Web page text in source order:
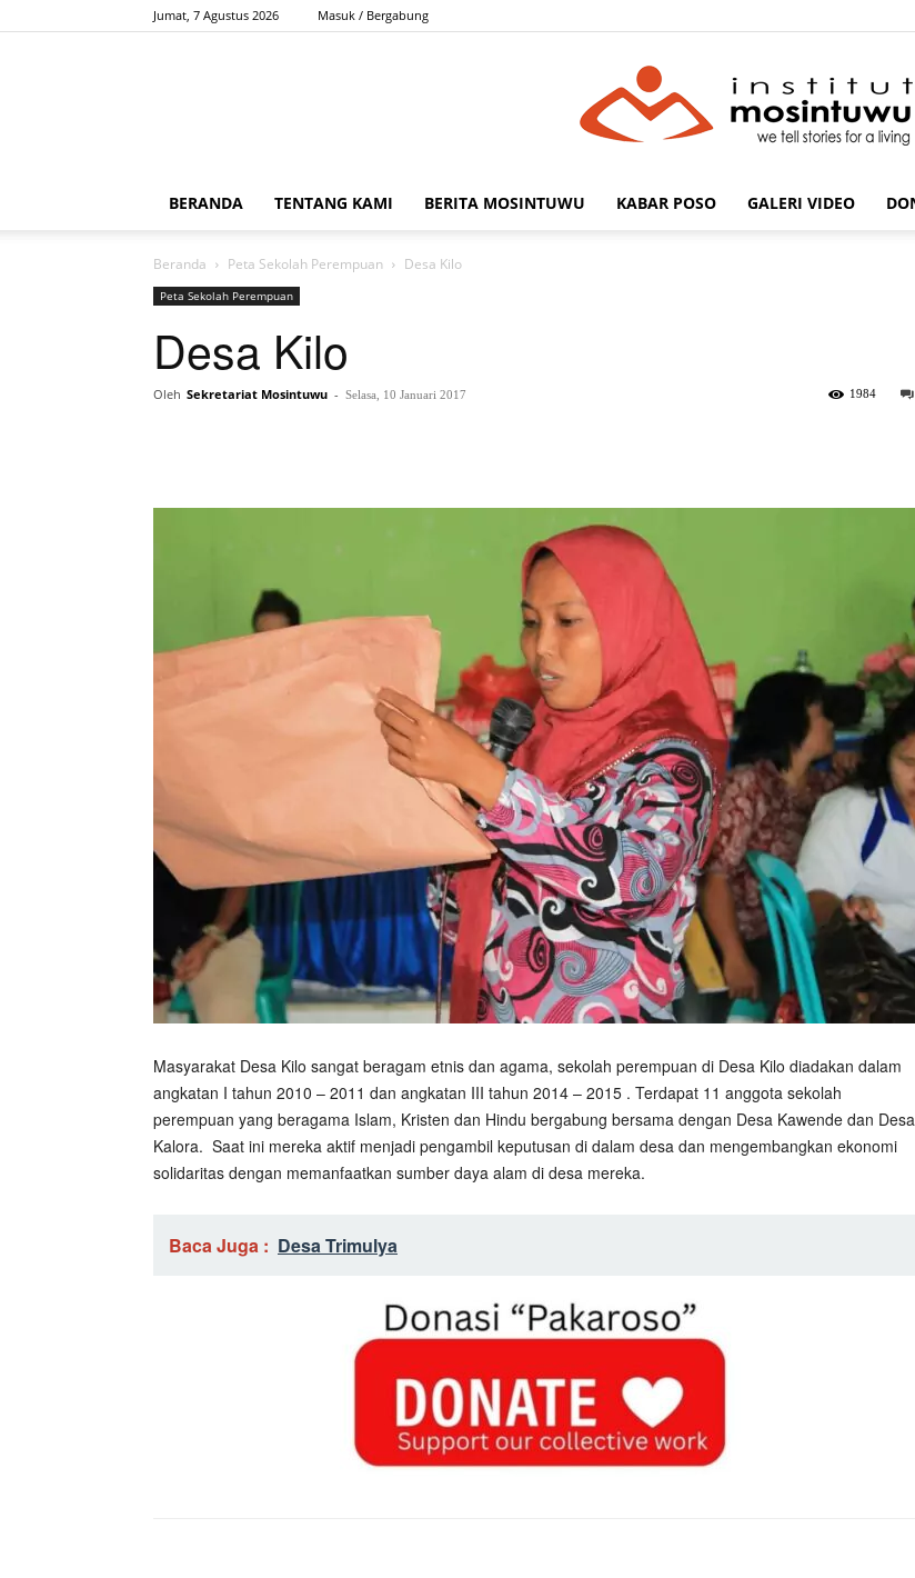
Jumat, 7 Agustus 2026 Masuk / Bergabung
BERANDA TENTANG KAMI BERITA MOSINTUWU KABAR POSO GALERI VIDEO
Beranda Peta Sekolah Perempuan Desa Kilo
Peta Sekolah Perempuan
Desa Kilo
Oleh Sekretariat Mosintuwu - Selasa, 10 Januari 2017 1984
Masyarakat Desa Kilo sangat beragam etnis dan agama, sekolah perempuan di Desa Kilo diadakan dalam
angkatan I tahun 2010 – 2011 dan angkatan III tahun 2014 – 2015 . Terdapat 11 anggota sekolah
perempuan yang beragama Islam, Kristen dan Hindu bergabung bersama dengan Desa Kawende dan Desa
Kalora. Saat ini mereka aktif menjadi pengambil keputusan di dalam desa dan mengembangkan ekonomi
solidaritas dengan memanfaatkan sumber daya alam di desa mereka.
Baca Juga : Desa Trimulya